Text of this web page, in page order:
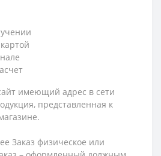
имеющий адрес в сети
представленная к
Заказ физическое или